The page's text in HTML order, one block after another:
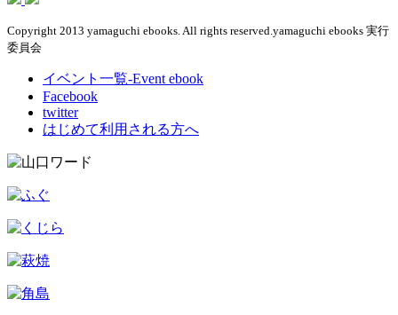
Copyright 2013 yamaguchi ebooks. All rights reserved.yamaguchi ebooks 実行
委員会
イベント一覧-Event ebook
Facebook
twitter
はじめて利用される方へ